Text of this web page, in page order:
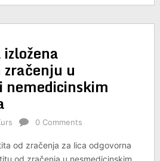
u
0 Comments
od zračenja za lica odgovorna
od zračenja u nesmedicinskim